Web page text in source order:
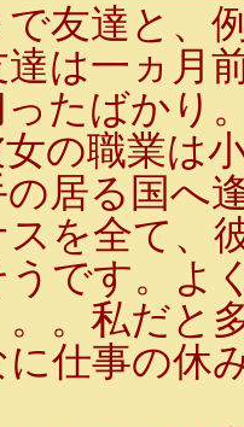
友達と、
は一ヵ月
たばかり
の職業は
居る国へ
を全て、
うです。よ
。私だと
に仕事の休